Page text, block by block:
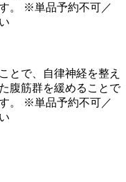
。 ※単品予約不可／
とで、自律神経を整え
腹筋群を緩めることで
。 ※単品予約不可／